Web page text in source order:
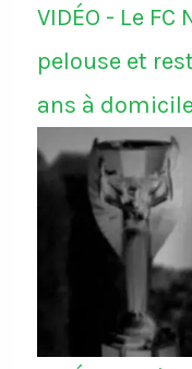
VIDÉO - Le
pelouse et
ans à